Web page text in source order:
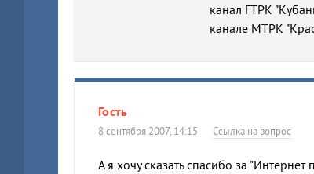
канал ГТРК
канале МТРК
Гость
8 сентября 2007, 14:15 Ссылка на вопрос
А я хочу сказать спасибо за